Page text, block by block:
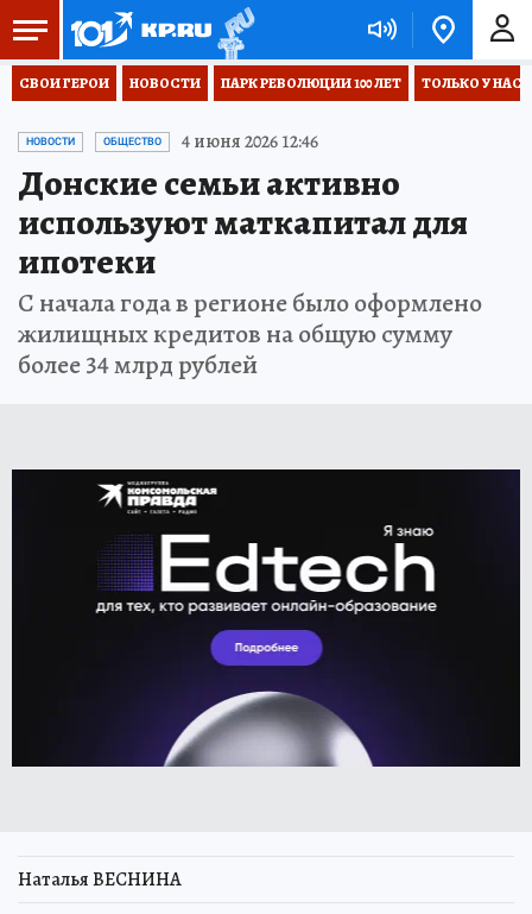
СВОИ ГЕРОИ НОВОСТИ ПАРК РЕВОЛЮЦИИ 100 ЛЕТ ТОЛЬКО У НАС
НОВОСТИ ОБЩЕСТВО 4 июня 2026 12:46
Донские семьи активно
используют маткапитал для
ипотеки
С начала года в регионе было оформлено
жилищных кредитов на общую сумму
более 34 млрд рублей
Наталья ВЕСНИНА